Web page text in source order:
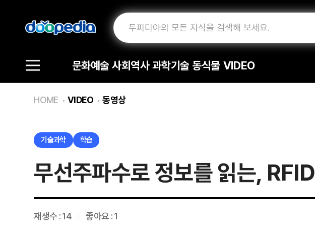
문화예술 사회역사 과학기술 동식물 VIDEO
HOME VIDEO 동영상
기술과학 학습
무선주파수로 정보를 읽는, RFID
재생수 :14 좋아요 : 1